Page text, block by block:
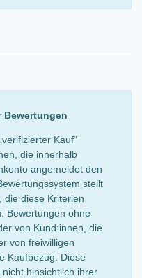
Bewertungen
Kauf“
die innerhalb
angemeldet den
stellt
die diese Kriterien
Bewertungen ohne
von Kund:innen, die
von freiwilligen
Kaufbezug. Diese
hinsichtlich ihrer